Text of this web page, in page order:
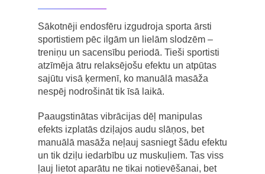
Sākotnēji endosfēru izgudroja sporta ārsti
sportistiem pēc ilgām un lielām slodzēm –
treniņu un sacensību periodā. Tieši sportisti
atzīmēja ātru relaksējošu efektu un atpūtas
sajūtu visā ķermenī, ko manuālā masāža
nespēj nodrošināt tik īsā laikā.
Paaugstinātas vibrācijas dēļ manipulas
efekts izplatās dziļajos audu slāņos, bet
manuālā masāža neļauj sasniegt šādu efektu
un tik dziļu iedarbību uz muskuļiem. Tas viss
ļauj lietot aparātu ne tikai notievēšanai, bet